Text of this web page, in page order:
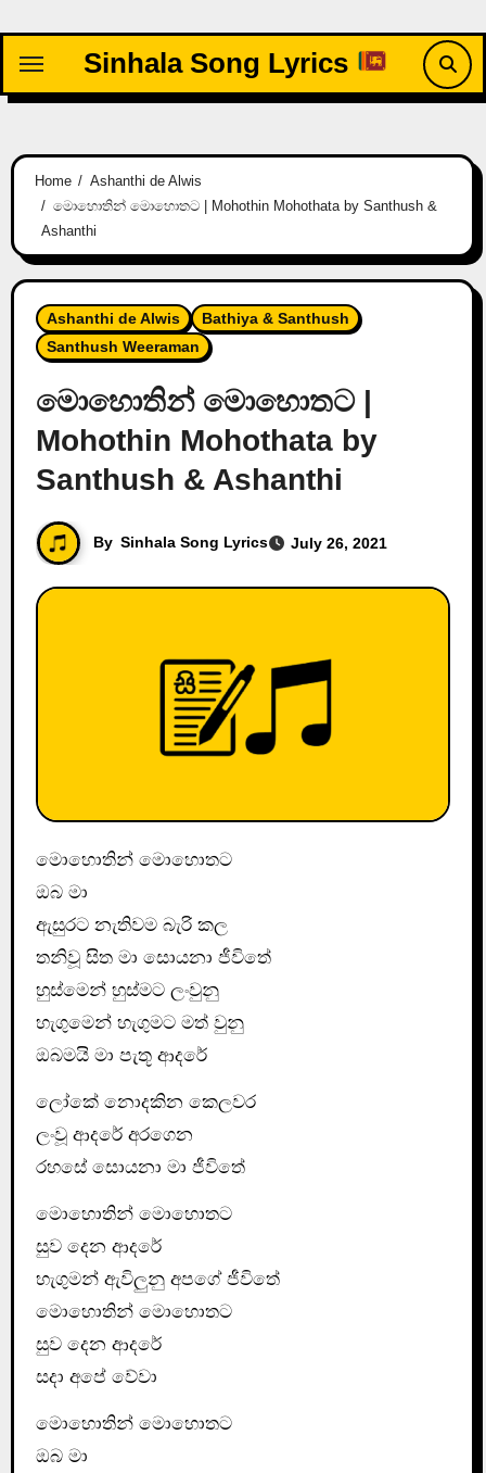
content
Sinhala Song Lyrics
Home
Ashanthi de Alwis
මොහොතින් මොහොතට | Mohothin Mohothata by Santhush &
Ashanthi
Ashanthi de Alwis
Bathiya & Santhush
Santhush Weeraman
මොහොතින් මොහොතට |
Mohothin Mohothata by
Santhush & Ashanthi
By Sinhala Song Lyrics July 26, 2021
මොහොතින් මොහොතට
ඔබ මා
ඇසුරට නැතිවම බැරි කල
තනිවූ සිත මා සොයනා ජීවිතේ
හුස්මෙන් හුස්මට ලංවුනු
හැගුමෙන් හැගුමට මත් වුනු
ඔබමයි මා පැතූ ආදරේ
ලෝකේ නොදකින කෙලවර
ලංවූ ආදරේ අරගෙන
රහසේ සොයනා මා ජීවිතේ
මොහොතින් මොහොතට
සුව දෙන ආදරේ
හැගුමන් ඇවිලුනු අපගේ ජීවිතේ
මොහොතින් මොහොතට
සුව දෙන ආදරේ
සදා අපේ වේවා
මොහොතින් මොහොතට
ඔබ මා